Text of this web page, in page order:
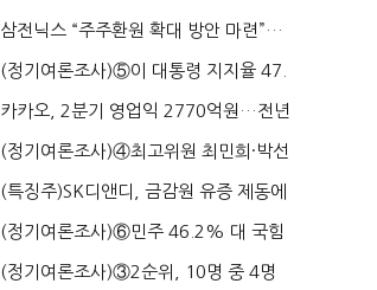
'초접전'…대통령 ...
삼전닉스 “주주환원 확대 방안 마련”…
로이터에 성명...
(정기여론조사)⑤이 대통령 지지율 47.
7%…일주일 만에 ...
카카오, 2분기 영업익 2770억원…전년
비 36% 증가...
(정기여론조사)④최고위원 최민희·박선
원 '양강'…서미...
(특징주)SK디앤디, 금감원 유증 제동에
장 초반 상한가...
(정기여론조사)⑥민주 46.2% 대 국힘
31.0%…오차범위 밖 ...
(정기여론조사)③2순위, 10명 중 4명